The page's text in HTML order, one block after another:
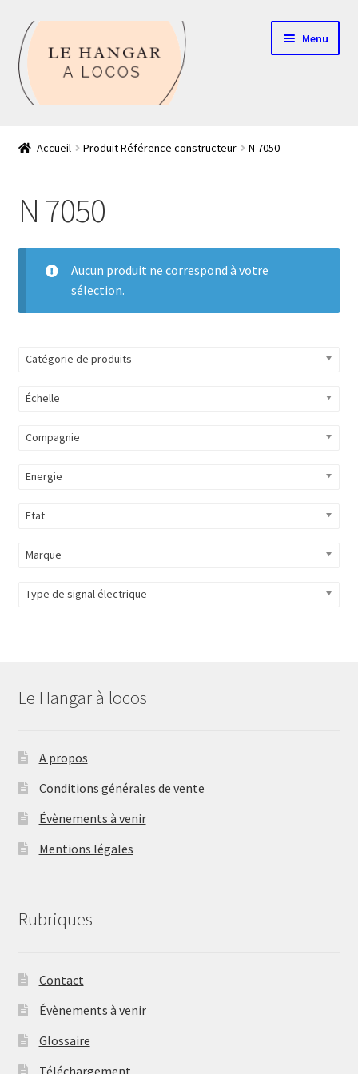
Aller
à
la
navigation
Aller
au
contenu
Menu
Mon compte
Echelle HO
Accueil Produit Référence constructeur N 7050
N 7050
Aucun produit ne correspond à votre
sélection.
Catégorie de produits
Échelle
Compagnie
Energie
Etat
Marque
Type de signal électrique
Le Hangar à locos
A propos
Conditions générales de vente
Évènements à venir
Mentions légales
Rubriques
Contact
Évènements à venir
Glossaire
Téléchargement